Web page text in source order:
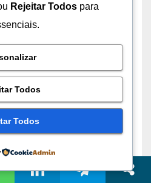
SWAP
LUCAS RODRIGUES
Rejeitar Todos para
Todos
Todos